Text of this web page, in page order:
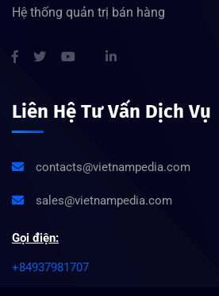
Hệ thống quản trị bán hàng
Liên Hệ Tư Vấn Dịch Vụ
contacts@vietnampedia.com
sales@vietnampedia.com
Gọi điện:
+84937981707